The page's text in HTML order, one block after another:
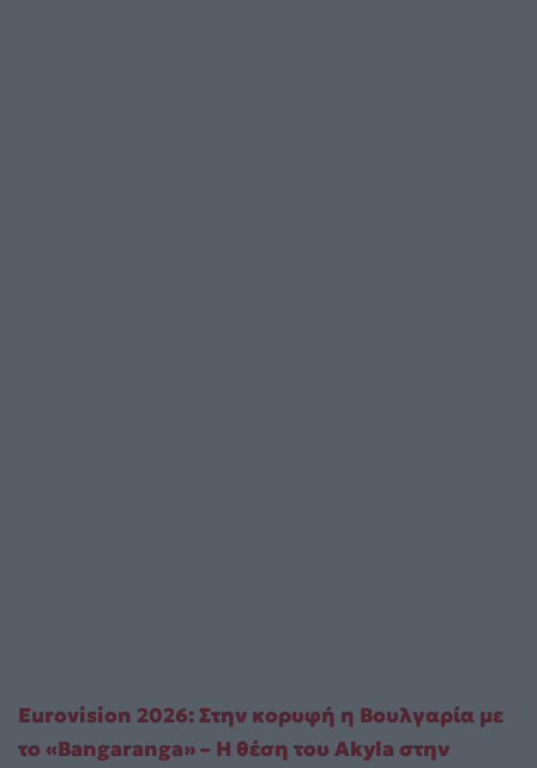
Eurovision 2026: Στην κορυφή η Βουλγαρία με
το «Bangaranga» – Η θέση του Akyla στην